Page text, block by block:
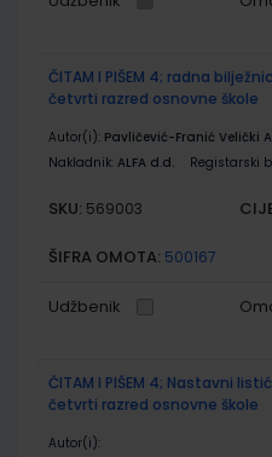
ČITAM I PIŠEM 4; radna
četvrti razred osnovne škole
Autor(i): Pavličević-Franić Velički
Nakladnik: ALFA d.d. Registarski
SKU: 569003
ŠIFRA OMOTA: 500167
Udžbenik
ČITAM I PIŠEM 4; Nastavni
četvrti razred osnovne škole
Autor(i):